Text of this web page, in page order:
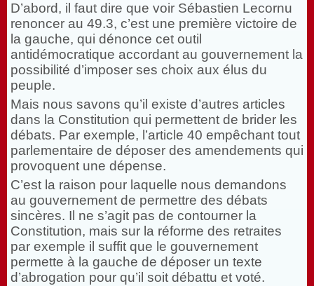
D’abord, il faut dire que voir Sébastien Lecornu
renoncer au 49.3, c’est une première victoire de
la gauche, qui dénonce cet outil
antidémocratique accordant au gouvernement la
possibilité d’imposer ses choix aux élus du
peuple.
Mais nous savons qu’il existe d’autres articles
dans la Constitution qui permettent de brider les
débats. Par exemple, l’article 40 empêchant tout
parlementaire de déposer des amendements qui
provoquent une dépense.
C’est la raison pour laquelle nous demandons
au gouvernement de permettre des débats
sincères. Il ne s’agit pas de contourner la
Constitution, mais sur la réforme des retraites
par exemple il suffit que le gouvernement
permette à la gauche de déposer un texte
d’abrogation pour qu’il soit débattu et voté.